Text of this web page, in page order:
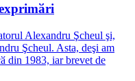
Alexandru Şcheul şi,
Şcheul. Asta, deşi am
din 1983, iar brevet de